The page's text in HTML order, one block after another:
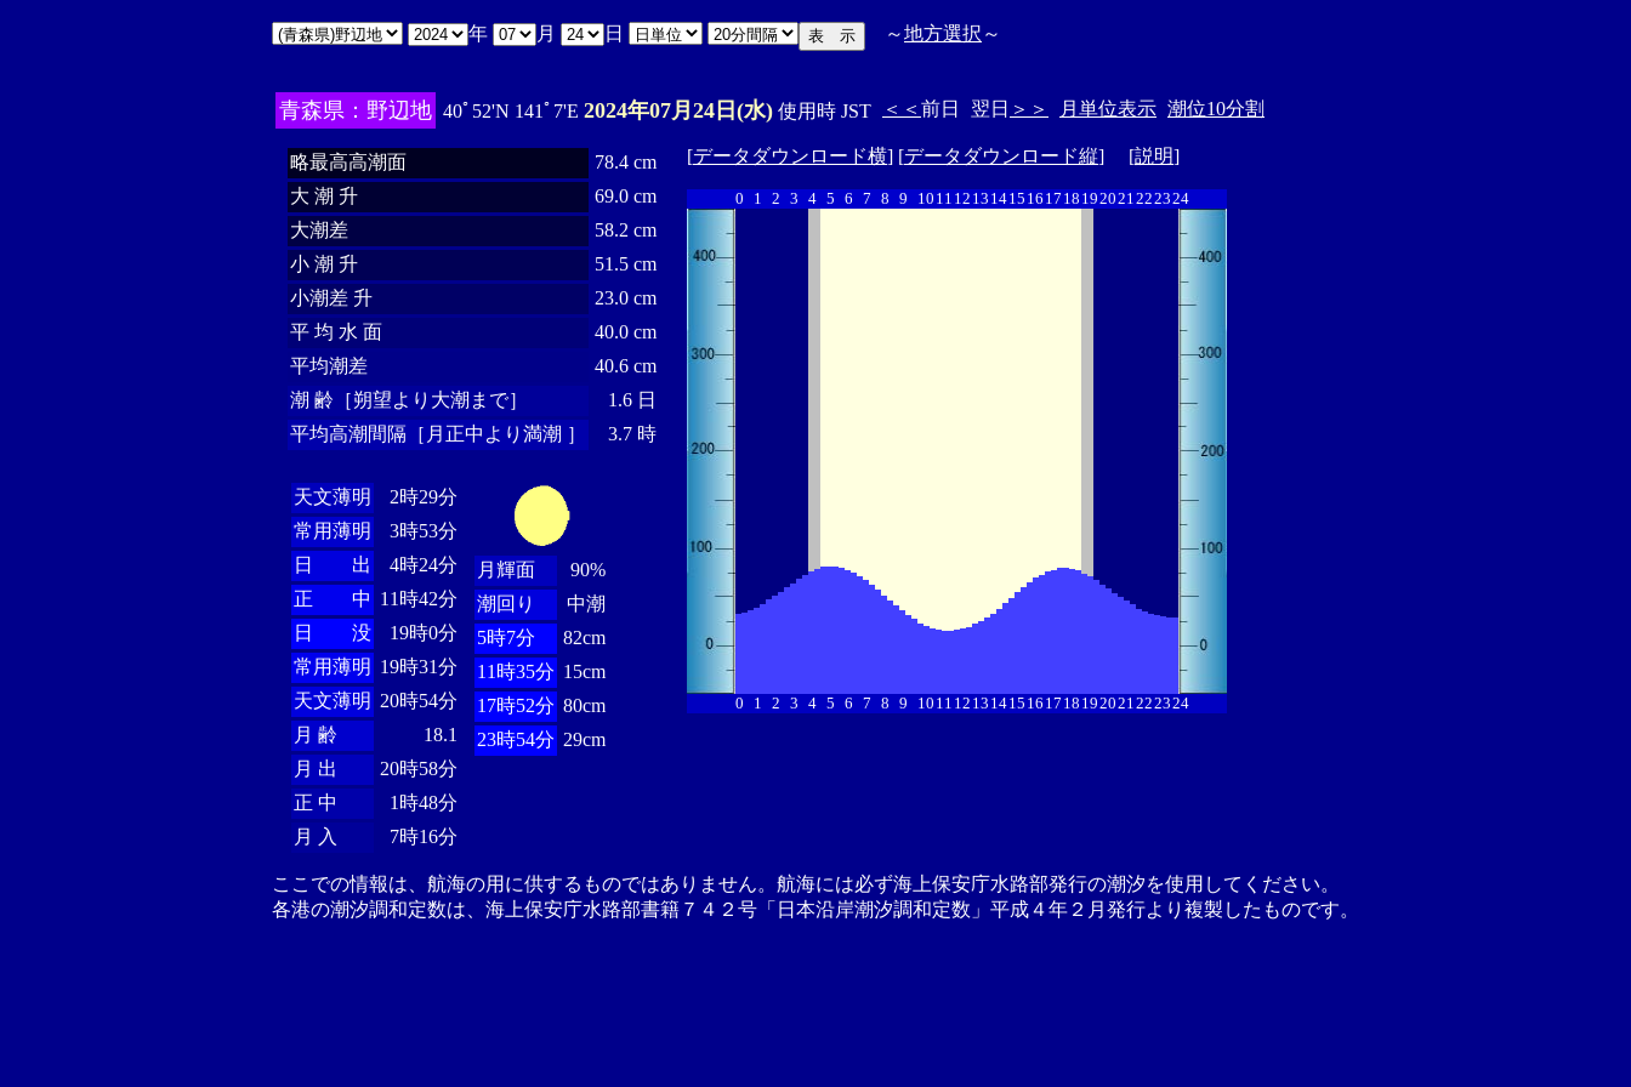
年 月 日 ～地方選択 ～
青森県：野辺地 40ﾟ52'N 141ﾟ7'E 2024年07月24日(水) 使用時 JST ＜＜ 前日 翌日 ＞＞ 月単位表示 潮位10分割
略最高高潮面
78.4 cm
大 潮 升
69.0 cm
大潮差
58.2 cm
小 潮 升
51.5 cm
小潮差 升
23.0 cm
平 均 水 面
40.0 cm
平均潮差
40.6 cm
潮 齢［朔望より大潮まで］
1.6 日
平均高潮間隔［月正中より満潮 ］
3.7 時
天文薄明
2時29分
常用薄明
3時53分
日 出
4時24分
正 中 11時42分
日 没
19時0分
常用薄明 19時31分
天文薄明 20時54分
月 齢
18.1
月 出
20時58分
正 中
1時48分
月 入
7時16分
月輝面
90%
潮回り
中潮
5時7分
82cm
11時35分 15cm
17時52分 80cm
23時54分 29cm
[データダウンロード横] [データダウンロード縦] [説明]
0 1 2 3 4 5 6 7 8 9 10 11 12 13 1415 16 17 18 192021222324
0 1 2 3 4 5 6 7 8 9 10 11 12 13 1415 16 17 18 192021222324
ここでの情報は、航海の用に供するものではありません。航海には必ず海上保安庁水路部発行の潮汐を使用してください。
各港の潮汐調和定数は、海上保安庁水路部書籍７４２号「日本沿岸潮汐調和定数」平成４年２月発行より複製したものです。